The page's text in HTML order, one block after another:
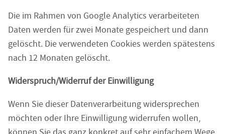
Die im Rahmen von Google Analytics verarbeiteten
Daten werden für zwei Monate gespeichert und dann
gelöscht. Die verwendeten Cookies werden spätestens
nach 12 Monaten gelöscht.
Widerspruch/Widerruf der Einwilligung
Wenn Sie dieser Datenverarbeitung widersprechen
möchten oder Ihre Einwilligung widerrufen wollen,